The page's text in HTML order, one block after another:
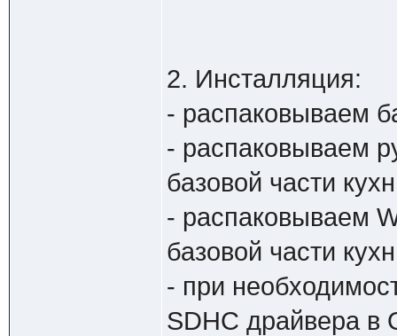
2. Инсталляция:
- распаковываем
- распаковываем
базовой части
- распаковываем
базовой части
- при
SDHC драйвера в